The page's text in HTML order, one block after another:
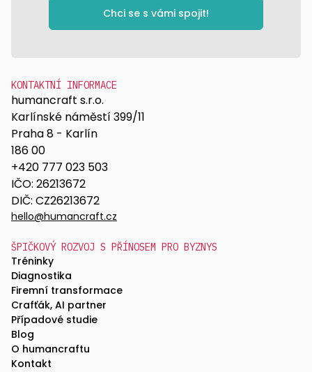
Chci se s vámi spojit!
KONTAKTNÍ INFORMACE
humancraft s.r.o.
Karlínské náměstí 399/11
Praha 8 - Karlín
186 00
+420 777 023 503
IČO: 26213672
DIČ: CZ26213672
hello@humancraft.cz
ŠPIČKOVÝ ROZVOJ S PŘÍNOSEM PRO BYZNYS
Tréninky
Diagnostika
Firemní transformace
Crafťák, AI partner
Případové studie
Blog
O humancraftu
Kontakt